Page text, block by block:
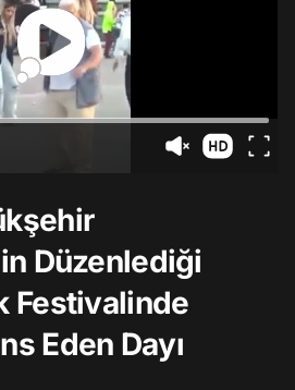
Düzenlediği
Festivalinde
Eden Dayı